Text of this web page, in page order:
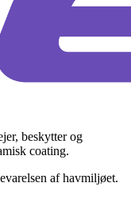
beskytter og
coating.
af havmiljøet.